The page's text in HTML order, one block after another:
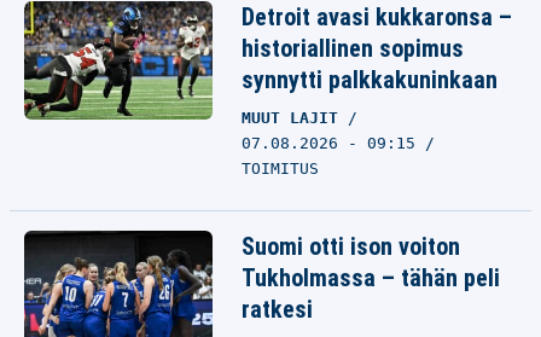
Detroit avasi kukkaronsa –
historiallinen sopimus
synnytti palkkakuninkaan
MUUT LAJIT
07.08.2026 - 09:15
TOIMITUS
Suomi otti ison voiton
Tukholmassa – tähän peli
ratkesi